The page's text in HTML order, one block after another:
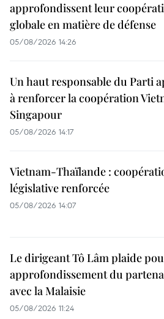
approfondissent leur
globale en matière de défense
05/08/2026 14:26
Un haut responsable du Parti
à renforcer la coopération
Singapour
05/08/2026 14:17
Vietnam-Thaïlande :
législative renforcée
05/08/2026 14:07
Le dirigeant Tô Lâm plaide
approfondissement du
avec la Malaisie
05/08/2026 11:24